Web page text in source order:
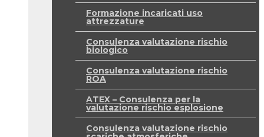
Formazione incaricati uso
attrezzature
Consulenza valutazione rischio
biologico
Consulenza valutazione rischio
ROA
ATEX – Consulenza per la
valutazione rischio esplosione
Consulenza valutazione rischio